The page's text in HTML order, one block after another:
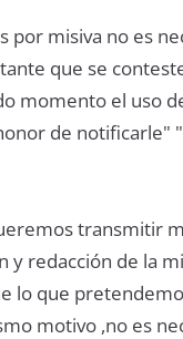
por misiva no es
que se
momento el uso
de notificarle"
transmitir
y redacción de la
lo que
motivo ,no es